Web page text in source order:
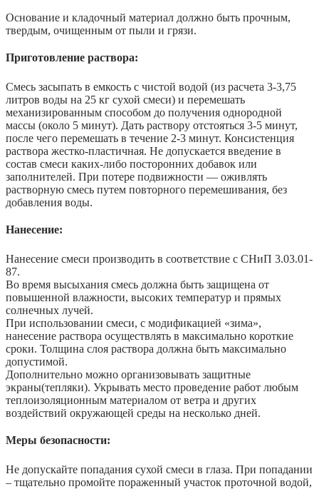
Основание и кладочный материал должно быть прочным,
твердым, очищенным от пыли и грязи.
Приготовление раствора:
Смесь засыпать в емкость с чистой водой (из расчета 3-3,75
литров воды на 25 кг сухой смеси) и перемешать
механизированным способом до получения однородной
массы (около 5 минут). Дать раствору отстояться 3-5 минут,
после чего перемешать в течение 2-3 минут. Консистенция
раствора жестко-пластичная. Не допускается введение в
состав смеси каких-либо посторонних добавок или
заполнителей. При потере подвижности — оживлять
растворную смесь путем повторного перемешивания, без
добавления воды.
Нанесение:
Нанесение смеси производить в соответствие с СНиП 3.03.01-
87.
Во время высыхания смесь должна быть защищена от
повышенной влажности, высоких температур и прямых
солнечных лучей.
При использовании смеси, с модификацией «зима»,
нанесение раствора осуществлять в максимально короткие
сроки. Толщина слоя раствора должна быть максимально
допустимой.
Дополнительно можно организовывать защитные
экраны(тепляки). Укрывать место проведение работ любым
теплоизоляционным материалом от ветра и других
воздействий окружающей среды на несколько дней.
Меры безопасности:
Не допускайте попадания сухой смеси в глаза. При попадании
– тщательно промойте пораженный участок проточной водой,